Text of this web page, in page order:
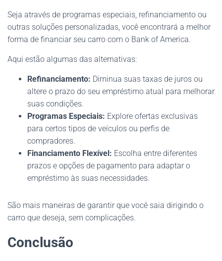
Seja através de programas especiais, refinanciamento ou
outras soluções personalizadas, você encontrará a melhor
forma de financiar seu carro com o Bank of America.
Aqui estão algumas das alternativas:
Refinanciamento: Diminua suas taxas de juros ou
altere o prazo do seu empréstimo atual para melhorar
suas condições.
Programas Especiais: Explore ofertas exclusivas
para certos tipos de veículos ou perfis de
compradores.
Financiamento Flexível: Escolha entre diferentes
prazos e opções de pagamento para adaptar o
empréstimo às suas necessidades.
São mais maneiras de garantir que você saia dirigindo o
carro que deseja, sem complicações.
Conclusão